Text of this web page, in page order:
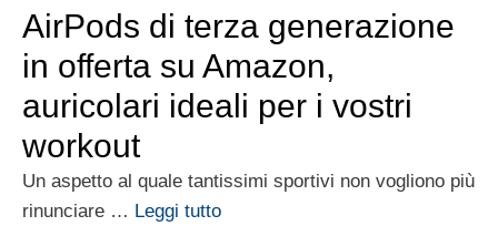
AirPods di terza generazione
in offerta su Amazon,
auricolari ideali per i vostri
workout
Un aspetto al quale tantissimi sportivi non vogliono più
rinunciare … Leggi tutto